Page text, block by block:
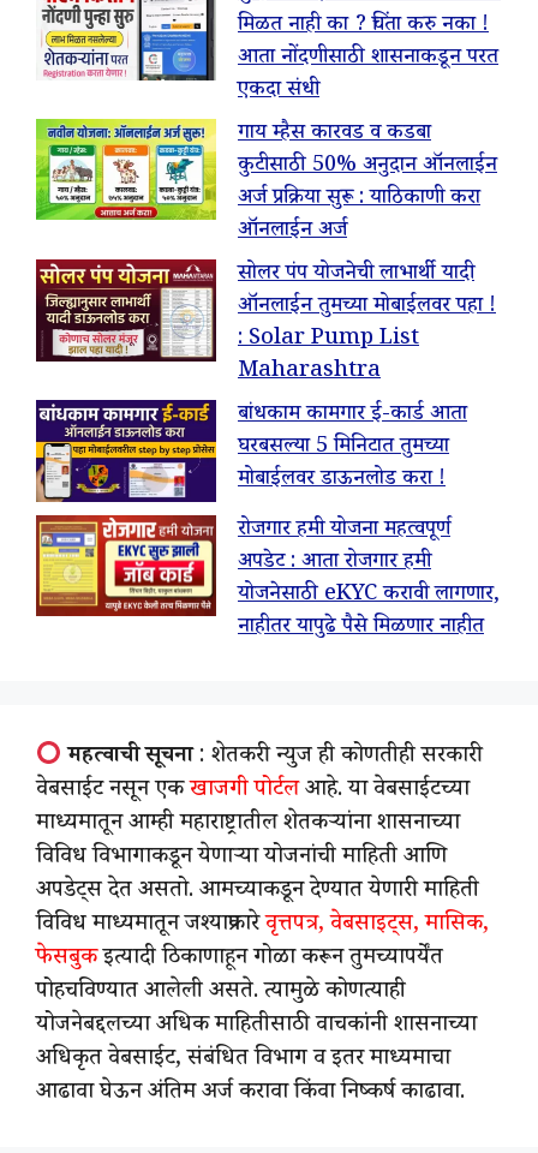
मिळत नाही का ? चिंता करु नका !
आता नोंदणीसाठी शासनाकडून परत
एकदा संधी
गाय म्हैस कारवड व कडबा
कुटीसाठी 50% अनुदान ऑनलाईन
अर्ज प्रक्रिया सुरू : याठिकाणी करा
ऑनलाईन अर्ज
सोलर पंप योजनेची लाभार्थी यादी
ऑनलाईन तुमच्या मोबाईलवर पहा !
: Solar Pump List
Maharashtra
बांधकाम कामगार ई-कार्ड आता
घरबसल्या 5 मिनिटात तुमच्या
मोबाईलवर डाऊनलोड करा !
रोजगार हमी योजना महत्वपूर्ण
अपडेट : आता रोजगार हमी
योजनेसाठी eKYC करावी लागणार,
नाहीतर यापुढे पैसे मिळणार नाहीत
महत्वाची सूचना: शेतकरी न्युज ही कोणतीही सरकारी
वेबसाईट नसून एकखाजगी पोर्टलआहे. या वेबसाईटच्या
माध्यमातून आम्ही महाराष्ट्रातील शेतकऱ्यांना शासनाच्या
विविध विभागाकडून येणाऱ्या योजनांची माहिती आणि
अपडेट्स देत असतो. आमच्याकडून देण्यात येणारी माहिती
विविध माध्यमातून जश्याप्रकारेवृत्तपत्र, वेबसाइट्स, मासिक,
फेसबुकइत्यादी ठिकाणाहून गोळा करून तुमच्यापर्येंत
पोहचविण्यात आलेली असते. त्यामुळे कोणत्याही
योजनेबद्दलच्या अधिक माहितीसाठी वाचकांनी शासनाच्या
अधिकृत वेबसाईट, संबंधित विभाग व इतर माध्यमाचा
आढावा घेऊन अंतिम अर्ज करावा किंवा निष्कर्ष काढावा.